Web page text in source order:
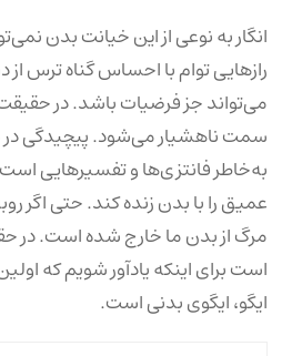
انگار به نوعی از این خیانت بدن
رازهایی توام با احساس گناه ترس
می‌تواند جز فرضیات باشد. در
سمت ناهشیار می‌شود. پیچیدگی در
به‌خاطر فانتزی‌ها و تفسیرهایی
عمیق را با بدن زنده کند. حتی اگر
مرگ از بدن ما خارج شده است. در
است برای اینکه یادآور شویم که
ایگو، ایگوی بدنی است.